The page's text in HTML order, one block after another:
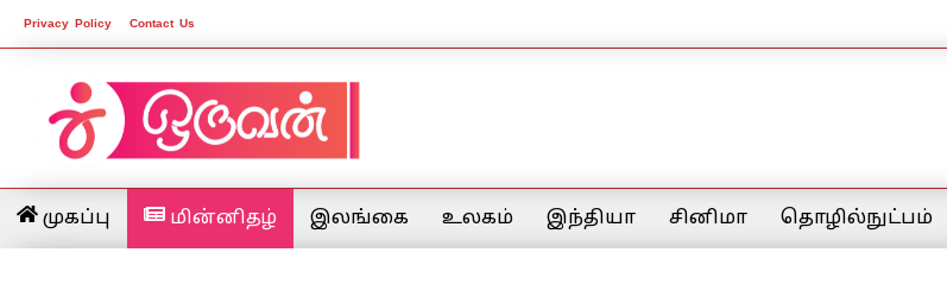
Privacy Policy Contact Us
முகப்பு மின்னிதழ் இலங்கை உலகம் இந்தியா சினிமா தொழில்நுட்பம்